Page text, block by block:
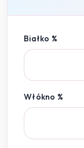
Białko %
Włókno %